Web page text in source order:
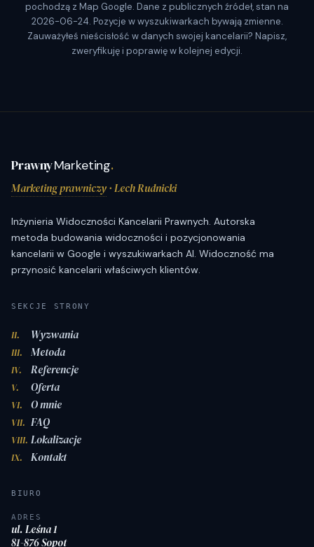
pochodzą z Map Google. Dane z publicznych źródeł, stan na
2026-06-24. Pozycje w wyszukiwarkach bywają zmienne.
Zauważyłeś nieścisłość w danych swojej kancelarii? Napisz,
zweryfikuję i poprawię w kolejnej edycji.
PrawnyMarketing.
Marketing prawniczy· Lech Rudnicki
Inżynieria Widoczności Kancelarii Prawnych. Autorska
metoda budowania widoczności i pozycjonowania
kancelarii w Google i wyszukiwarkach AI. Widoczność ma
przynosić kancelarii właściwych klientów.
SEKCJE STRONY
II. Wyzwania
III. Metoda
IV. Referencje
V. Oferta
VI. O mnie
VII. FAQ
VIII. Lokalizacje
IX. Kontakt
BIURO
ADRES
ul. Leśna 1
81-876 Sopot